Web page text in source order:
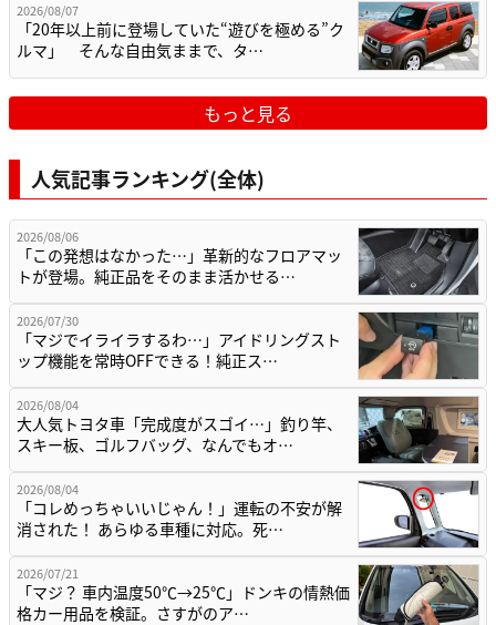
2026/08/07
「20年以上前に登場していた“遊びを極める”ク
ルマ」 そんな自由気ままで、タ…
もっと見る
人気記事ランキング(全体)
2026/08/06
「この発想はなかった…」革新的なフロアマッ
トが登場。純正品をそのまま活かせる…
2026/07/30
「マジでイライラするわ…」アイドリングスト
ップ機能を常時OFFできる！純正ス…
2026/08/04
大人気トヨタ車「完成度がスゴイ…」釣り竿、
スキー板、ゴルフバッグ、なんでもオ…
2026/08/04
「コレめっちゃいいじゃん！」運転の不安が解
消された！ あらゆる車種に対応。死…
2026/07/21
「マジ？ 車内温度50℃→25℃」ドンキの情熱価
格カー用品を検証。さすがのア…